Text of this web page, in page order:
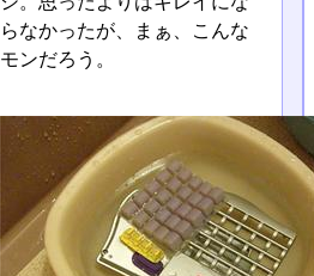
らなかったが、まぁ、こんな
モンだろう。